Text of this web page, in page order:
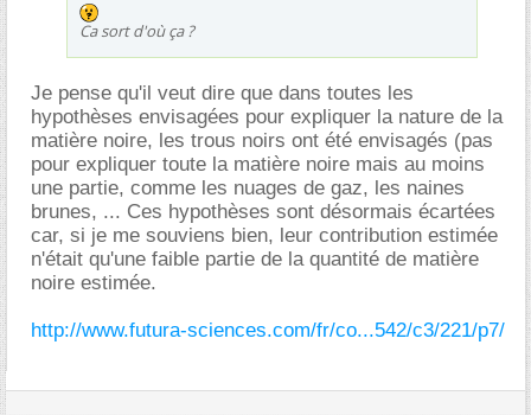
Ca sort d'où ça ?
Je pense qu'il veut dire que dans toutes les
hypothèses envisagées pour expliquer la nature de la
matière noire, les trous noirs ont été envisagés (pas
pour expliquer toute la matière noire mais au moins
une partie, comme les nuages de gaz, les naines
brunes, ... Ces hypothèses sont désormais écartées
car, si je me souviens bien, leur contribution estimée
n'était qu'une faible partie de la quantité de matière
noire estimée.
http://www.futura-sciences.com/fr/co...542/c3/221/p7/